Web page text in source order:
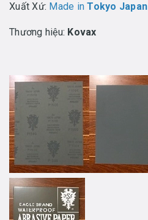
Xuất Xứ: Made inTokyo Japan
Thương hiệu: Kovax